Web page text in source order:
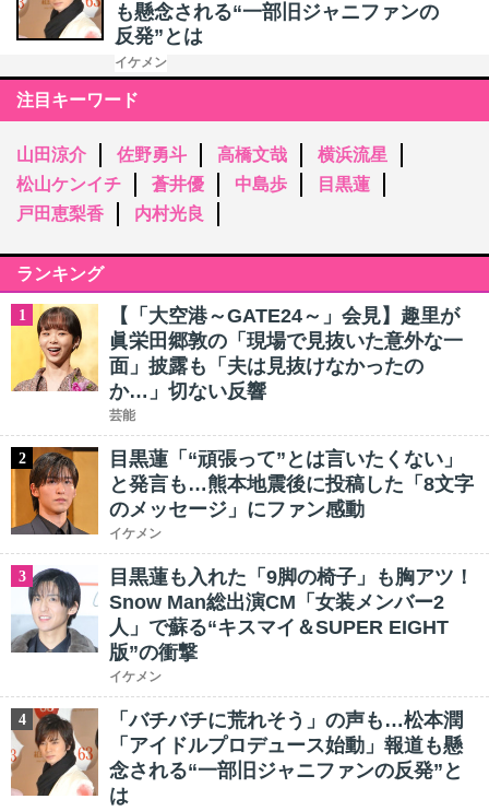
も懸念される“一部旧ジャニファンの
反発”とは
イケメン
注目キーワード
山田涼介 佐野勇斗 高橋文哉
横浜流星
松山ケンイチ
蒼井優 中島歩
目黒蓮
戸田恵梨香
内村光良
ランキング
1
【「大空港～GATE24～」会見】趣里が
眞栄田郷敦の「現場で見抜いた意外な一
面」披露も「夫は見抜けなかったの
か…」切ない反響
芸能
2
目黒蓮「“頑張って”とは言いたくない」
と発言も…熊本地震後に投稿した「8文字
のメッセージ」にファン感動
イケメン
3
目黒蓮も入れた「9脚の椅子」も胸アツ！
Snow Man総出演CM「女装メンバー2
人」で蘇る“キスマイ＆SUPER EIGHT
版”の衝撃
イケメン
4
「バチバチに荒れそう」の声も…松本潤
「アイドルプロデュース始動」報道も懸
念される“一部旧ジャニファンの反発”と
は